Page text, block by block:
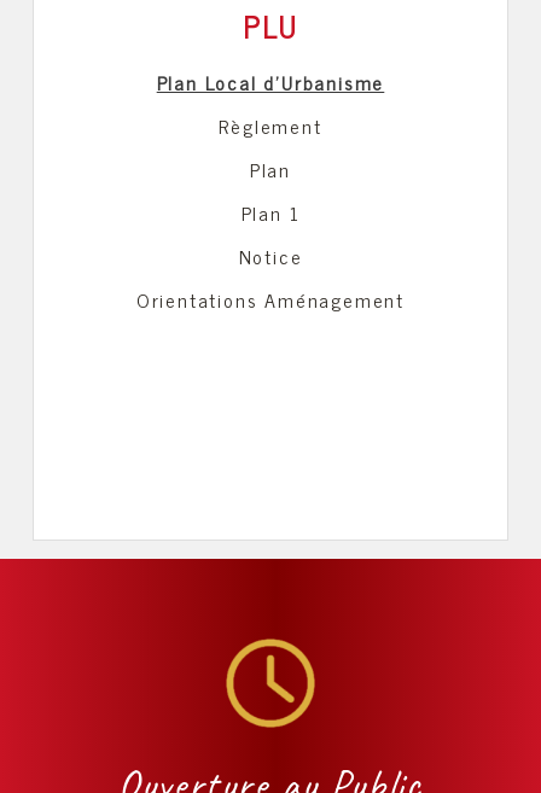
PLU
Plan Local d'Urbanisme
Règlement
Plan
Plan 1
Notice
Orientations Aménagement